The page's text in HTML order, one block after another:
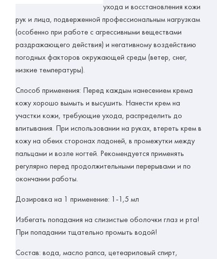
ухода и восстановления кожи
рук и лица, подверженной профессиональным нагрузкам
(особенно при работе с агрессивными веществами
раздражающего действия) и негативному воздействию
погодных факторов окружающей среды (ветер, снег,
низкие температуры).
Способ применения: Перед каждым нанесением крема
кожу хорошо вымыть и высушить. Нанести крем на
участки кожи, требующие ухода, распределить до
впитывания. При использовании на руках, втереть крем в
кожу на обеих сторонах ладоней, в промежутки между
пальцами и возле ногтей. Рекомендуется применять
регулярно перед продолжительными перерывами и по
окончании работы.
Дозировка на 1 применение: 1-1,5 мл
Избегать попадания на слизистые оболочки глаз и рта!
При попадании тщательно промыть водой!
Состав: вода, масло рапса, цетеариловый спирт,